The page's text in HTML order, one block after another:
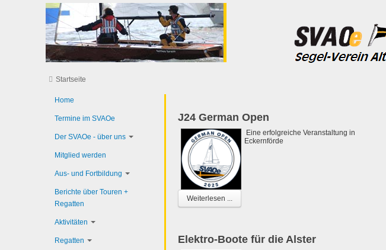
Startseite
J24 German Open
Eine erfolgreiche Veranstaltung in
Eckernförde
Weiterlesen ...
Elektro-Boote für die Alster
Home
Termine im SVAOe
Der SVAOe - über uns
Mitglied werden
Aus- und Fortbildung
Berichte über Touren +
Regatten
Aktivitäten
Regatten